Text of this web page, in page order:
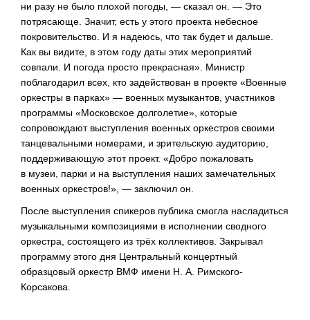
ни разу не было плохой погоды, — сказал он. — Это
потрясающе. Значит, есть у этого проекта небесное
покровительство. И я надеюсь, что так будет и дальше.
Как вы видите, в этом году даты этих мероприятий
совпали. И погода просто прекрасная». Министр
поблагодарил всех, кто задействован в проекте «Военные
оркестры в парках» — военных музыкантов, участников
программы «Московское долголетие», которые
сопровождают выступления военных оркестров своими
танцевальными номерами, и зрительскую аудиторию,
поддерживающую этот проект. «Добро пожаловать
в музеи, парки и на выступления наших замечательных
военных оркестров!», — заключил он.
После выступления спикеров публика смогла насладиться
музыкальными композициями в исполнении сводного
оркестра, состоящего из трёх коллективов. Закрывал
программу этого дня Центральный концертный
образцовый оркестр ВМФ имени Н. А. Римского-
Корсакова.